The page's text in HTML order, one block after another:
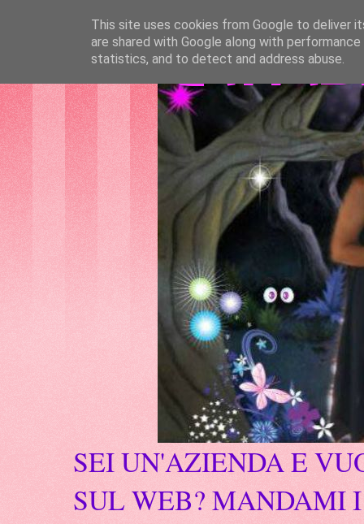
SEI UN'AZIENDA E
SUL WEB? MANDAMI
This site uses cookies from Google to deliver
are shared with Google along with
statistics, and to detect and address abuse.